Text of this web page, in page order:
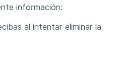
información:
al intentar eliminar la